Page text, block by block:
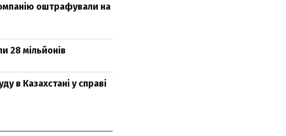
оштрафували на
28 мільйонів
в Казахстані у справі